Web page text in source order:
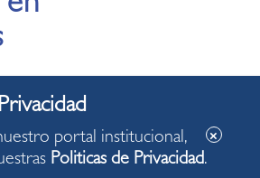
y Parapanamericanos
portal institucional,
Politicas de Privacidad.